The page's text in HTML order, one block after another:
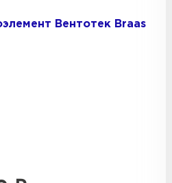
Вентотек Braas